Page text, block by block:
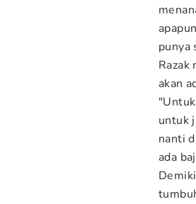
punya
Razak
akan
untuk
nanti
ada